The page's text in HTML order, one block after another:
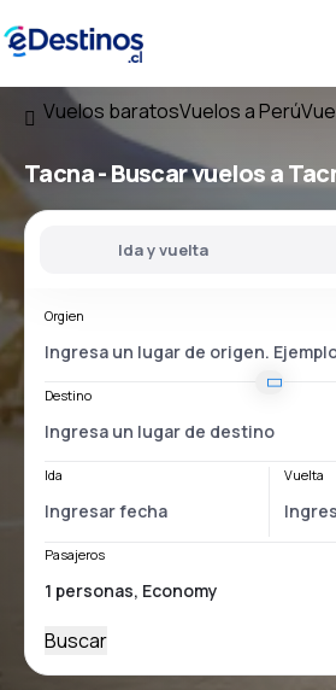
Vuelos baratosVuelos a Perú
Tacna - Buscar vuelos a
Ida y vuelta
Orgien
Destino
Ida Vuelta
Pasajeros
Buscar